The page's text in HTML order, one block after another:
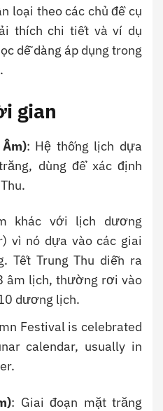
loại theo các chủ đề cụ
thích chi tiết và ví dụ
dễ dàng áp dụng trong
gian
: Hệ thống lịch dựa
dùng để xác định
khác với lịch dương
vì nó dựa vào các giai
Tết Trung Thu diễn ra
âm lịch, thường rơi vào
dương lịch.
Festival is celebrated
calendar, usually in
: Giai đoạn mặt trăng